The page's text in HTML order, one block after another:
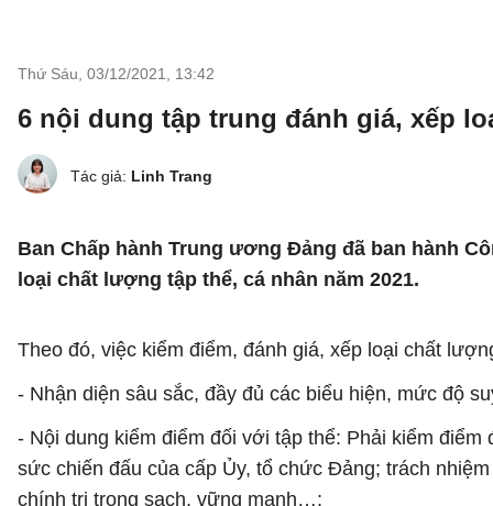
Thứ Sáu, 03/12/2021 13:42
6 nội dung tập trung đánh giá, xếp
Tác giả: Linh Trang
Ban Chấp hành Trung ương Đảng đã ban hành
loại chất lượng tập thể, cá nhân năm 2021.
Theo đó, việc kiểm điểm, đánh giá, xếp loại chất
- Nhận diện sâu sắc, đầy đủ các biểu hiện, mức độ
- Nội dung kiểm điểm đối với tập thể: Phải kiểm
sức chiến đấu của cấp Ủy, tổ chức Đảng; trách
chính trị trong sạch, vững mạnh…;